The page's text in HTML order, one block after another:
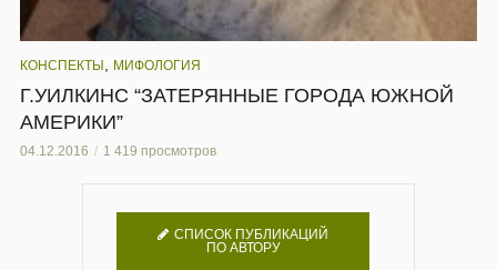
КОНСПЕКТЫ МИФОЛОГИЯ
Г.УИЛКИНС “ЗАТЕРЯННЫЕ ГОРОДА ЮЖНОЙ
АМЕРИКИ”
04.12.2016 1 419 просмотров
СПИСОК ПУБЛИКАЦИЙ
ПО АВТОРУ